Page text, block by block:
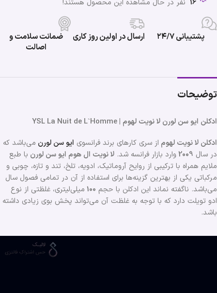
16 نفر در حال مشاهده این محصول هستند!
پشتیبانی ۲۴/۷ ارسال در اولین روز کاری
ضمانت سلامت و
اصالت
توضیحات
ادکلن ایو سن لورن لا نویت لهوم | YSL La Nuit de L`Homme
ادکلن لا نویت لهوم از سری کارهای برند فرانسوی ایو سن لورن می‌باشد که
در سال 2009 وارد بازار فرانسه شد. لا نویت ال هوم ایو سن لورن با طبع
ملایم همراه با ترکیبی از روایح آروماتیک، ادویه، تلخ، تند و تازه، چوبی و
مرکباتی یکی از بهترین گزینه‌ها برای استفاده از آن در تمامی فصول سال
می‌باشد. ناگفته نماند این ادکلن با حجم 100 میلی‌لیتری، غلظتی از نوع
ادو تویلت دارد که با توجه به غلظت آن می‌تواند پخش بوی زیادی داشته
باشد.